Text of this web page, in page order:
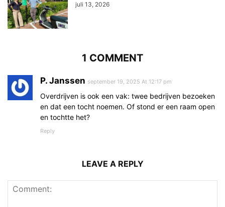
juli 13, 2026
1 COMMENT
P. Janssen september 19, 2025 At 12:17 pm
Overdrijven is ook een vak: twee bedrijven bezoeken
en dat een tocht noemen. Of stond er een raam open
en tochtte het?
Reply
LEAVE A REPLY